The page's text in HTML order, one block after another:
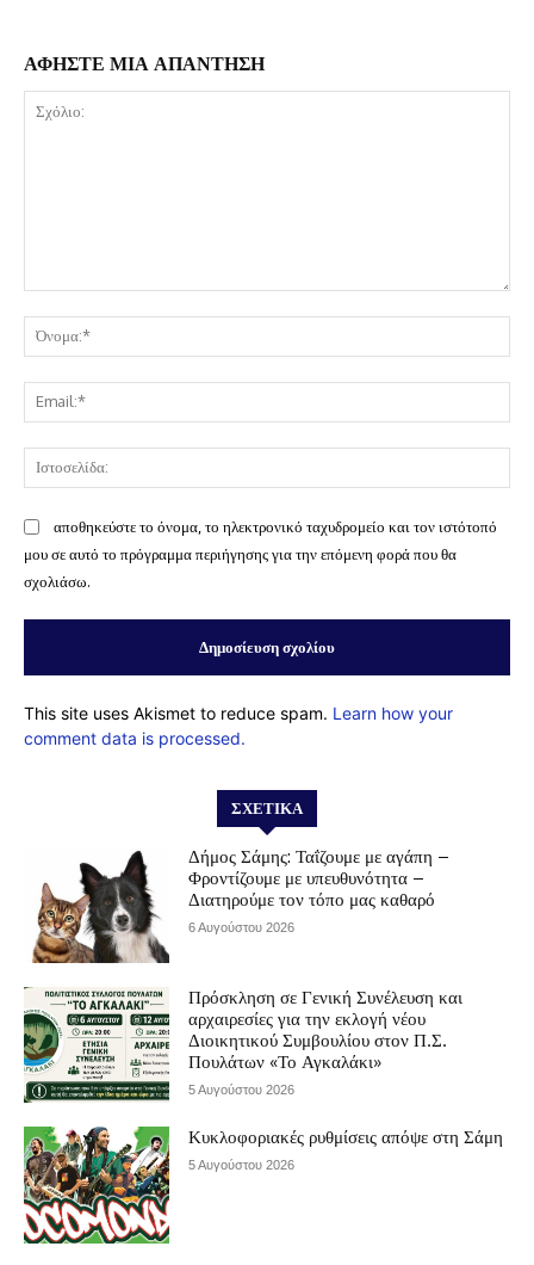
ΑΦΗΣΤΕ ΜΙΑ ΑΠΑΝΤΗΣΗ
αποθηκεύστε το όνομα, το ηλεκτρονικό ταχυδρομείο και τον ιστότοπό
μου σε αυτό το πρόγραμμα περιήγησης για την επόμενη φορά που θα
σχολιάσω.
This site uses Akismet to reduce spam. Learn how your
comment data is processed.
ΣΧΕΤΙΚΆ
Δήμος Σάμης: Ταΐζουμε με αγάπη –
Φροντίζουμε με υπευθυνότητα –
Διατηρούμε τον τόπο μας καθαρό
6 Αυγούστου 2026
Πρόσκληση σε Γενική Συνέλευση και
αρχαιρεσίες για την εκλογή νέου
Διοικητικού Συμβουλίου στον Π.Σ.
Πουλάτων «Το Αγκαλάκι»
5 Αυγούστου 2026
Κυκλοφοριακές ρυθμίσεις απόψε στη Σάμη
5 Αυγούστου 2026